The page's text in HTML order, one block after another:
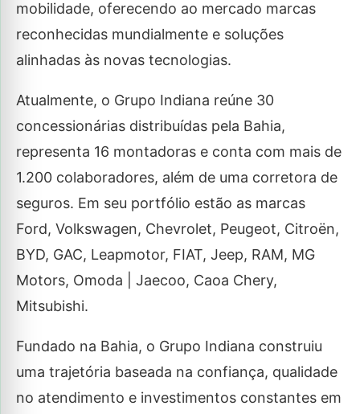
mobilidade, oferecendo ao mercado marcas
reconhecidas mundialmente e soluções
alinhadas às novas tecnologias.
Atualmente, o Grupo Indiana reúne 30
concessionárias distribuídas pela Bahia,
representa 16 montadoras e conta com mais de
1.200 colaboradores, além de uma corretora de
seguros. Em seu portfólio estão as marcas
Ford, Volkswagen, Chevrolet, Peugeot, Citroën,
BYD, GAC, Leapmotor, FIAT, Jeep, RAM, MG
Motors, Omoda | Jaecoo, Caoa Chery,
Mitsubishi.
Fundado na Bahia, o Grupo Indiana construiu
uma trajetória baseada na confiança, qualidade
no atendimento e investimentos constantes em